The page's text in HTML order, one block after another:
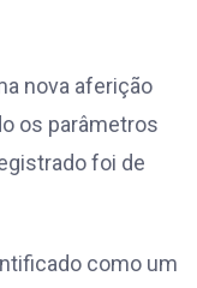
nova aferição
os parâmetros
foi de
como um